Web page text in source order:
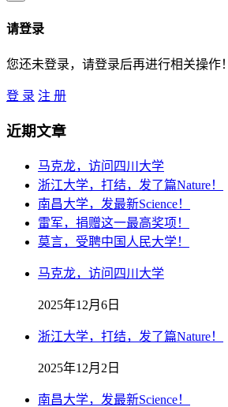
请登录
您还未登录，请登录后再进行相关操作！
登 录 注 册
近期文章
马克龙，访问四川大学
浙江大学，打结，发了篇Nature！
南昌大学，发最新Science！
雷军，捐赠这一最高奖项！
莫言，受聘中国人民大学！
马克龙，访问四川大学
2025年12月6日
浙江大学，打结，发了篇Nature！
2025年12月2日
南昌大学，发最新Science！